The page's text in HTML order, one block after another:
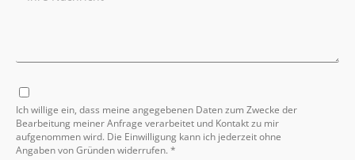
Ich willige ein, dass meine angegebenen Daten zum Zwecke der
Bearbeitung meiner Anfrage verarbeitet und Kontakt zu mir
aufgenommen wird. Die Einwilligung kann ich jederzeit ohne
Angaben von Gründen widerrufen. *